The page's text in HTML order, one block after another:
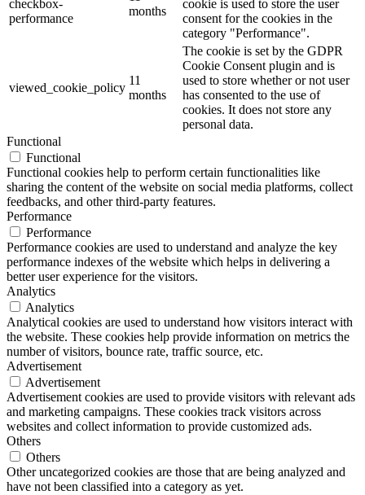
checkbox-
performance
months
cookie is used to store the user
consent for the cookies in the
category "Performance".
viewed_cookie_policy
11
months
The cookie is set by the GDPR
Cookie Consent plugin and is
used to store whether or not user
has consented to the use of
cookies. It does not store any
personal data.
Functional
Functional
Functional cookies help to perform certain functionalities like
sharing the content of the website on social media platforms, collect
feedbacks, and other third-party features.
Performance
Performance
Performance cookies are used to understand and analyze the key
performance indexes of the website which helps in delivering a
better user experience for the visitors.
Analytics
Analytics
Analytical cookies are used to understand how visitors interact with
the website. These cookies help provide information on metrics the
number of visitors, bounce rate, traffic source, etc.
Advertisement
Advertisement
Advertisement cookies are used to provide visitors with relevant ads
and marketing campaigns. These cookies track visitors across
websites and collect information to provide customized ads.
Others
Others
Other uncategorized cookies are those that are being analyzed and
have not been classified into a category as yet.